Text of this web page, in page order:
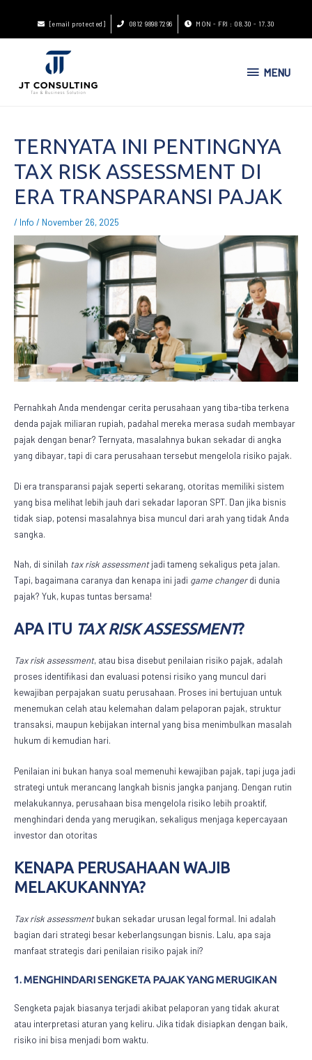
[email protected] 0812 9898 7296 MON - FRI : 08.30 - 17.30
MENU
TERNYATA INI PENTINGNYA
TAX RISK ASSESSMENT DI
ERA TRANSPARANSI PAJAK
/ Info / November 26, 2025
Pernahkah Anda mendengar cerita perusahaan yang tiba-tiba terkena
denda pajak miliaran rupiah, padahal mereka merasa sudah membayar
pajak dengan benar? Ternyata, masalahnya bukan sekadar di angka
yang dibayar, tapi di cara perusahaan tersebut mengelola risiko pajak.
Di era transparansi pajak seperti sekarang, otoritas memiliki sistem
yang bisa melihat lebih jauh dari sekadar laporan SPT. Dan jika bisnis
tidak siap, potensi masalahnya bisa muncul dari arah yang tidak Anda
sangka.
Nah, di sinilah tax risk assessmentjadi tameng sekaligus peta jalan.
Tapi, bagaimana caranya dan kenapa ini jadi game changerdi dunia
pajak? Yuk, kupas tuntas bersama!
APA ITU TAX RISK ASSESSMENT?
Tax risk assessment, atau bisa disebut penilaian risiko pajak, adalah
proses identifikasi dan evaluasi potensi risiko yang muncul dari
kewajiban perpajakan suatu perusahaan. Proses ini bertujuan untuk
menemukan celah atau kelemahan dalam pelaporan pajak, struktur
transaksi, maupun kebijakan internal yang bisa menimbulkan masalah
hukum di kemudian hari.
Penilaian ini bukan hanya soal memenuhi kewajiban pajak, tapi juga jadi
strategi untuk merancang langkah bisnis jangka panjang. Dengan rutin
melakukannya, perusahaan bisa mengelola risiko lebih proaktif,
menghindari denda yang merugikan, sekaligus menjaga kepercayaan
investor dan otoritas
KENAPA PERUSAHAAN WAJIB
MELAKUKANNYA?
Tax risk assessmentbukan sekadar urusan legal formal. Ini adalah
bagian dari strategi besar keberlangsungan bisnis. Lalu, apa saja
manfaat strategis dari penilaian risiko pajak ini?
1. MENGHINDARI SENGKETA PAJAK YANG MERUGIKAN
Sengketa pajak biasanya terjadi akibat pelaporan yang tidak akurat
atau interpretasi aturan yang keliru. Jika tidak disiapkan dengan baik,
risiko ini bisa menjadi bom waktu.